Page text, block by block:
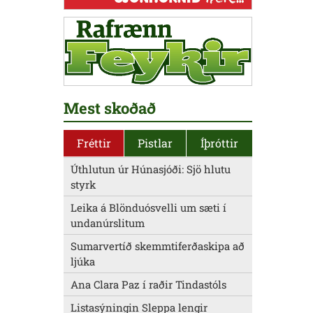
Mest skoðað
Fréttir Pistlar Íþróttir
Úthlutun úr Húnasjóði: Sjö hlutu
styrk
Leika á Blönduósvelli um sæti í
undanúrslitum
Sumarvertíð skemmtiferðaskipa að
ljúka
Ana Clara Paz í raðir Tindastóls
Listasýningin Sleppa lengir